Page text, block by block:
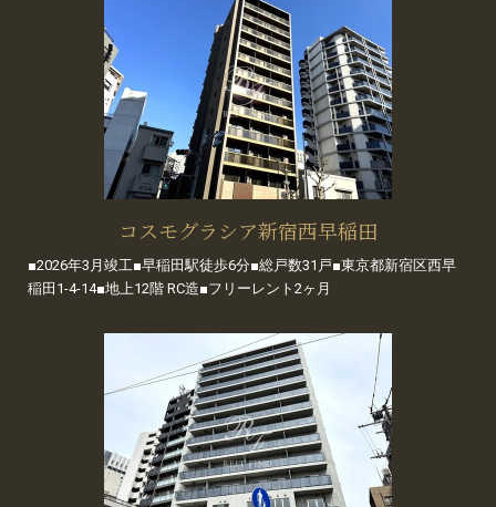
コスモグラシア新宿西早稲田
■2026年3月竣工■早稲田駅徒歩6分■総戸数31戸■東京都新宿区西早
稲田1-4-14■地上12階 RC造■フリーレント2ヶ月